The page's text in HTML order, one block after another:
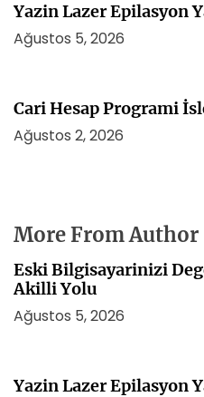
Yazin Lazer Epilasyon
Ağustos 5, 2026
Cari Hesap Programi
Ağustos 2, 2026
More From Author
Eski Bilgisayarinizi
Akilli Yolu
Ağustos 5, 2026
Yazin Lazer Epilasyon